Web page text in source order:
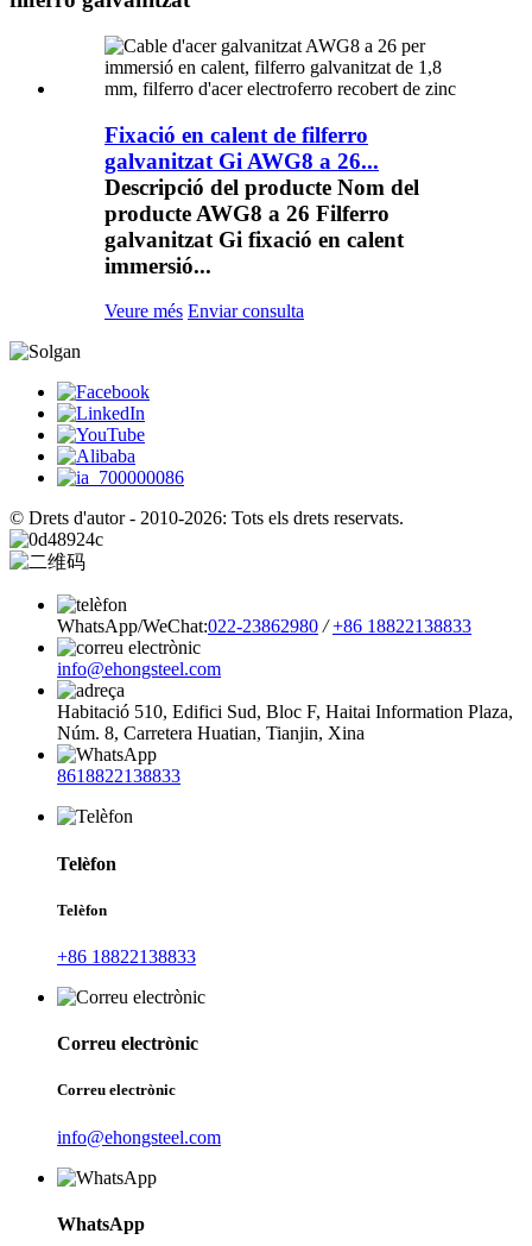
Fixació en calent de filferro
galvanitzat Gi AWG8 a 26...
Descripció del producte Nom del
producte AWG8 a 26 Filferro
galvanitzat Gi fixació en calent
immersió...
Veure més Enviar consulta
© Drets d'autor - 2010-2026: Tots els drets reservats.
WhatsApp/WeChat:022-23862980 / +86 18822138833
info@ehongsteel.com
Habitació 510, Edifici Sud, Bloc F, Haitai Information Plaza,
Núm. 8, Carretera Huatian, Tianjin, Xina
8618822138833
Telèfon
Telèfon
+86 18822138833
Correu electrònic
Correu electrònic
info@ehongsteel.com
WhatsApp